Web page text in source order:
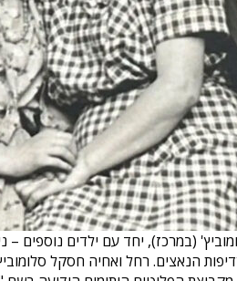
הנאצים. רחל ואחיה חסקל